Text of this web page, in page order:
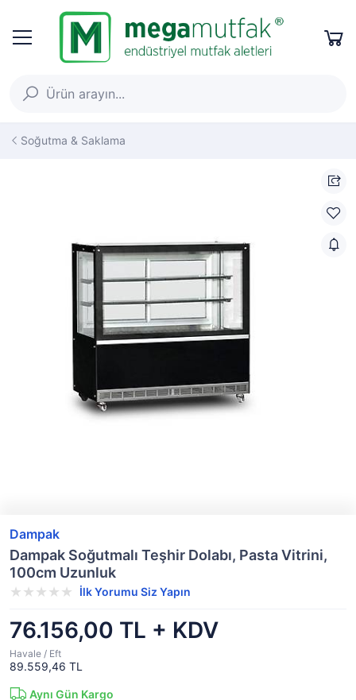
Soğutma & Saklama
Dampak
Dampak Soğutmalı Teşhir Dolabı, Pasta Vitrini,
100cm Uzunluk
İlk Yorumu Siz Yapın
76.156,00 TL + KDV
Havale / Eft
89.559,46 TL
Aynı Gün Kargo